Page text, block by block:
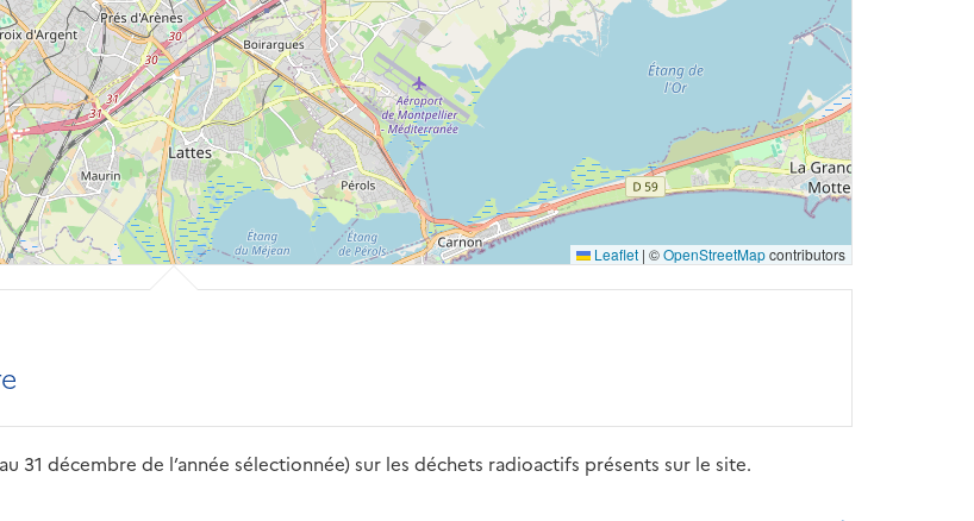
Leaflet | ©OpenStreetMapcontributors
31 décembre de l’année sélectionnée) sur les déchets radioactifs présents sur le site.